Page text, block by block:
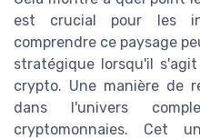
est crucial pour les
comprendre ce paysage
stratégique lorsqu'il
crypto. Une manière de
dans l'univers
cryptomonnaies. Cet